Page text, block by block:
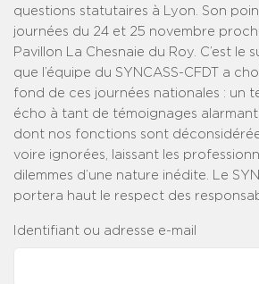
questions statutaires à Lyon. Son
journées du 24 et 25 novembre
Pavillon La Chesnaie du Roy. C’est le
que l’équipe du SYNCASS-CFDT a
fond de ces journées nationales : un
écho à tant de témoignages
dont nos fonctions sont
voire ignorées, laissant les
dilemmes d’une nature inédite. Le
portera haut le respect des
Identifiant ou adresse e-mail